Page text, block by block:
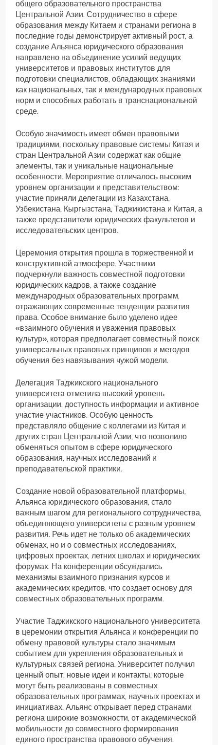
общего образовательного пространства
Центральной Азии. Сотрудничество в сфере
образования между Китаем и странами региона в
последние годы демонстрирует активный рост, а
создание Альянса юридического образования
направлено на объединение усилий ведущих
университетов и правовых институтов для
подготовки специалистов, обладающих знаниями
как национальных, так и международных правовых
норм и способных работать в транснациональной
среде.
Особую значимость имеет обмен правовыми
традициями, поскольку правовые системы Китая и
стран Центральной Азии содержат как общие
элементы, так и уникальные национальные
особенности. Мероприятие отличалось высоким
уровнем организации и представительством:
участие приняли делегации из Казахстана,
Узбекистана, Кыргызстана, Таджикистана и Китая, а
также представители юридических факультетов и
исследовательских центров.
Церемония открытия прошла в торжественной и
конструктивной атмосфере. Участники
подчеркнули важность совместной подготовки
юридических кадров, а также создание
международных образовательных программ,
отражающих современные тенденции развития
права. Особое внимание было уделено идее
«взаимного обучения и уважения правовых
культур», которая предполагает совместный поиск
универсальных правовых принципов и методов
обучения без навязывания чужой модели.
Делегация Таджикского национального
университета отметила высокий уровень
организации, доступность информации и активное
участие участников. Особую ценность
представляло общение с коллегами из Китая и
других стран Центральной Азии, что позволило
обменяться опытом в сфере юридического
образования, научных исследований и
преподавательской практики.
Создание новой образовательной платформы,
Альянса юридического образования, стало
важным шагом для регионального сотрудничества,
объединяющего университеты с разным уровнем
развития. Речь идет не только об академических
обменах, но и о совместных исследованиях,
цифровых проектах, летних школах и юридических
форумах. На конференции обсуждались
механизмы взаимного признания курсов и
академических кредитов, что создает основу для
совместных образовательных программ.
Участие Таджикского национального университета
в церемонии открытия Альянса и конференции по
обмену правовой культуры стало значимым
событием для укрепления образовательных и
культурных связей региона. Университет получил
ценный опыт, новые идеи и контакты, которые
могут быть реализованы в совместных
образовательных программах, научных проектах и
инициативах. Альянс открывает перед странами
региона широкие возможности, от академической
мобильности до совместного формирования
единого пространства правового обучения.